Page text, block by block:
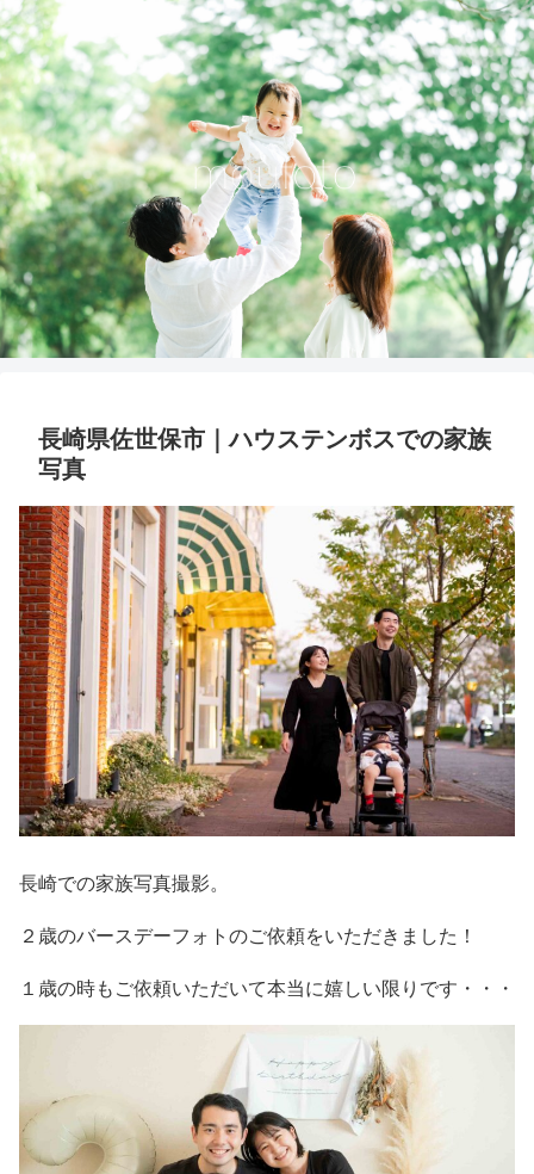
長崎県佐世保市｜ハウステンボスでの家族
写真
長崎での家族写真撮影。
２歳のバースデーフォトのご依頼をいただきました！
１歳の時もご依頼いただいて本当に嬉しい限りです・・・